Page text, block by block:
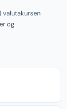
valutakursen
og